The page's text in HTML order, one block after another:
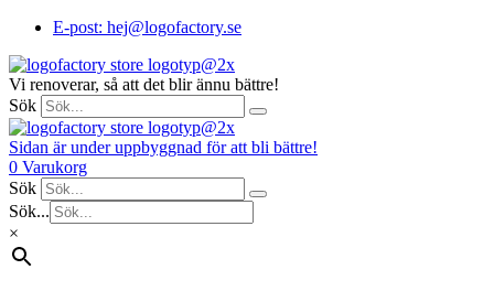
E-post: hej@logofactory.se
Vi renoverar, så att det blir ännu bättre!
Sök
Sidan är under uppbyggnad för att bli bättre!
0 Varukorg
Sök
Sök...
×